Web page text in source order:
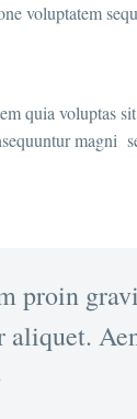
voluptatem
quia voluptas
magni
proin